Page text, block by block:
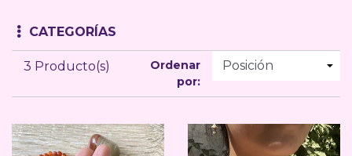
CATEGORÍAS
3 Producto(s)
Ordenar
por: